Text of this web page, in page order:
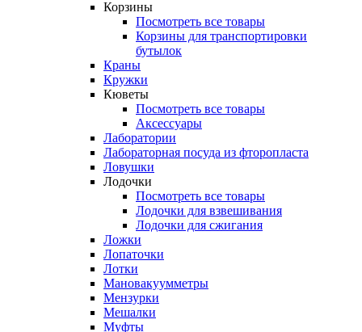
Корзины
Посмотреть все товары
Корзины для транспортировки
бутылок
Краны
Кружки
Кюветы
Посмотреть все товары
Аксессуары
Лаборатории
Лабораторная посуда из фторопласта
Ловушки
Лодочки
Посмотреть все товары
Лодочки для взвешивания
Лодочки для сжигания
Ложки
Лопаточки
Лотки
Мановакуумметры
Мензурки
Мешалки
Муфты